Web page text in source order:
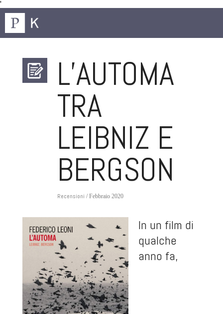
'
L’AUTOMA
TRA
LEIBNIZ E
BERGSON
Recensioni / Febbraio 2020
In un film di
qualche
anno fa,